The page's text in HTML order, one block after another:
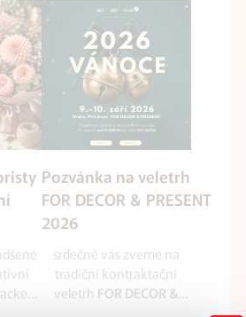
Pozvánka na veletrh
FOR DECOR & PRESENT
2026
srdečně vás zveme na
tradiční kontraktační
veletrh FOR DECOR &